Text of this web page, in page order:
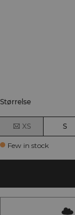
Størrelse
XS S
Few in stock